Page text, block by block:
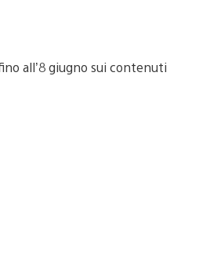
all’8 giugno sui contenuti